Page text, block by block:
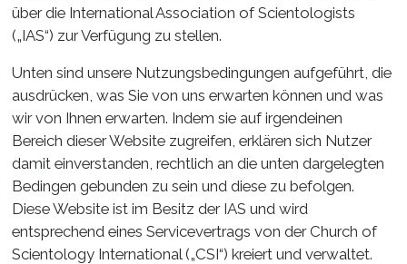
über die International Association of Scientologists
(„IAS“) zur Verfügung zu stellen.
Unten sind unsere Nutzungsbedingungen aufgeführt, die
ausdrücken, was Sie von uns erwarten können und was
wir von Ihnen erwarten. Indem sie auf irgendeinen
Bereich dieser Website zugreifen, erklären sich Nutzer
damit einverstanden, rechtlich an die unten dargelegten
Bedingen gebunden zu sein und diese zu befolgen.
Diese Website ist im Besitz der IAS und wird
entsprechend eines Servicevertrags von der Church of
Scientology International („CSI“) kreiert und verwaltet.